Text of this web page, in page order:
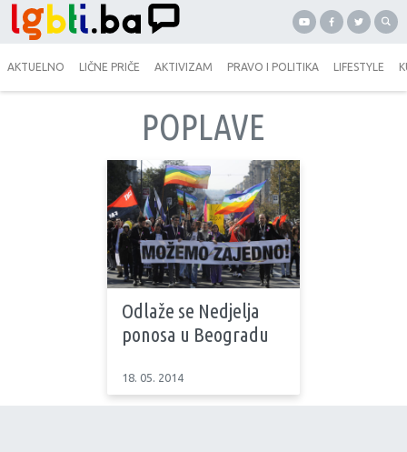
AKTUELNO LIČNE PRIČE AKTIVIZAM PRAVO I POLITIKA LIFESTYLE
POPLAVE
Odlaže se Nedjelja
ponosa u Beogradu
18. 05. 2014